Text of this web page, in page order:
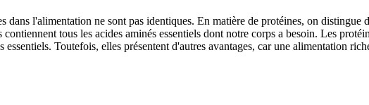
l'alimentation ne sont pas identiques. En matière de protéines, on distingue
tous les acides aminés essentiels dont notre corps a besoin. Les
Toutefois, elles présentent d'autres avantages, car une alimentation